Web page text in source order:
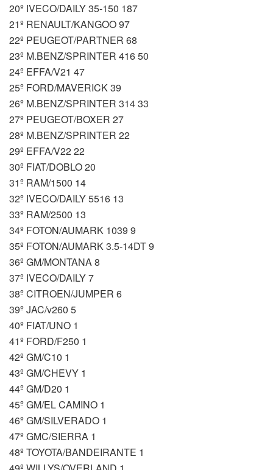
20º IVECO/DAILY 35-150 187
21º RENAULT/KANGOO 97
22º PEUGEOT/PARTNER 68
23º M.BENZ/SPRINTER 416 50
24º EFFA/V21 47
25º FORD/MAVERICK 39
26º M.BENZ/SPRINTER 314 33
27º PEUGEOT/BOXER 27
28º M.BENZ/SPRINTER 22
29º EFFA/V22 22
30º FIAT/DOBLO 20
31º RAM/1500 14
32º IVECO/DAILY 5516 13
33º RAM/2500 13
34º FOTON/AUMARK 1039 9
35º FOTON/AUMARK 3.5-14DT 9
36º GM/MONTANA 8
37º IVECO/DAILY 7
38º CITROEN/JUMPER 6
39º JAC/v260 5
40º FIAT/UNO 1
41º FORD/F250 1
42º GM/C10 1
43º GM/CHEVY 1
44º GM/D20 1
45º GM/EL CAMINO 1
46º GM/SILVERADO 1
47º GMC/SIERRA 1
48º TOYOTA/BANDEIRANTE 1